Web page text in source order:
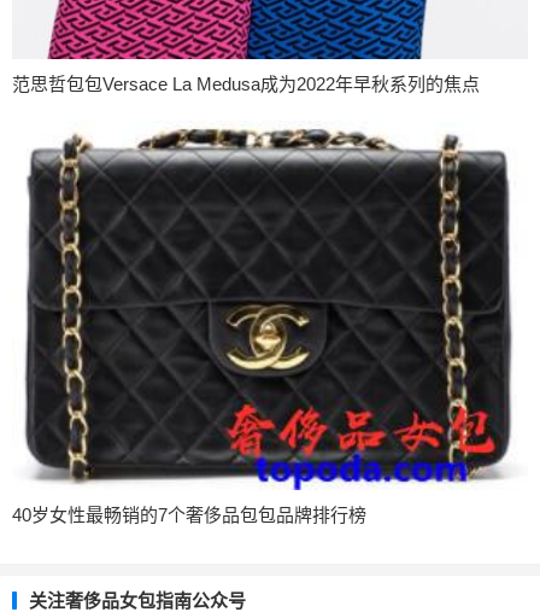
范思哲包包Versace La Medusa成为2022年早秋系列的焦点
40岁女性最畅销的7个奢侈品包包品牌排行榜
关注奢侈品女包指南公众号